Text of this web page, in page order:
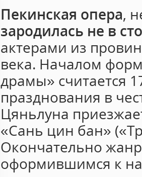
Пекинская опера,
зародилась не в
актерами из
века. Началом
драмы» считается
празднования в
Цяньлуна
«Сань цин бан»
Окончательно
оформившимся к